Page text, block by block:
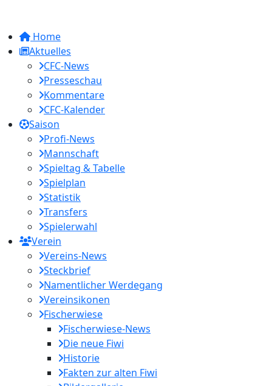
Home
Aktuelles
CFC-News
Presseschau
Kommentare
CFC-Kalender
Saison
Profi-News
Mannschaft
Spieltag & Tabelle
Spielplan
Statistik
Transfers
Spielerwahl
Verein
Vereins-News
Steckbrief
Namentlicher Werdegang
Vereinsikonen
Fischerwiese
Fischerwiese-News
Die neue Fiwi
Historie
Fakten zur alten Fiwi